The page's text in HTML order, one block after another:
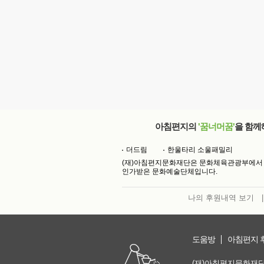
아침편지의 '꿈너머꿈'을 함께
더드림
한울타리 소울패밀리
(재)아침편지문화재단은 문화체육관광부에서
인가받은 문화예술단체입니다.
나의 후원내역 보기
도움방 아침편지